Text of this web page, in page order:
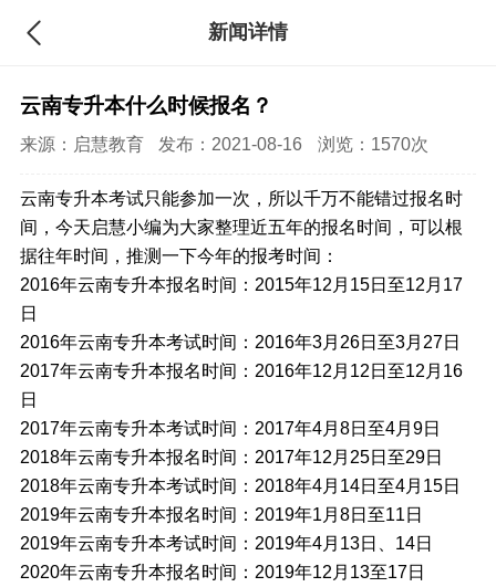
新闻详情
云南专升本什么时候报名？
来源： 启慧教育 发布：2021-08-16 浏览：1570次
云南专升本考试只能参加一次，所以千万不能错过报名时
间，今天启慧小编为大家整理近五年的报名时间，可以根
据往年时间，推测一下今年的报考时间：
2016年云南专升本报名时间：2015年12月15日至12月17
日
2016年云南专升本考试时间：2016年3月26日至3月27日
2017年云南专升本报名时间：2016年12月12日至12月16
日
2017年云南专升本考试时间：2017年4月8日至4月9日
2018年云南专升本报名时间：2017年12月25日至29日
2018年云南专升本考试时间：2018年4月14日至4月15日
2019年云南专升本报名时间：2019年1月8日至11日
2019年云南专升本考试时间：2019年4月13日、14日
2020年云南专升本报名时间：2019年12月13至17日